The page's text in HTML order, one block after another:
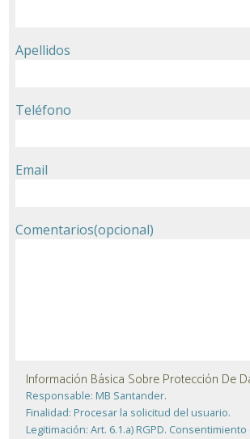
Apellidos
Teléfono
Email
Comentarios(opcional)
Información Básica Sobre Protección De
Responsable: MB Santander.
Finalidad: Procesar la solicitud del usuario.
Legitimación: Art. 6.1.a) RGPD.